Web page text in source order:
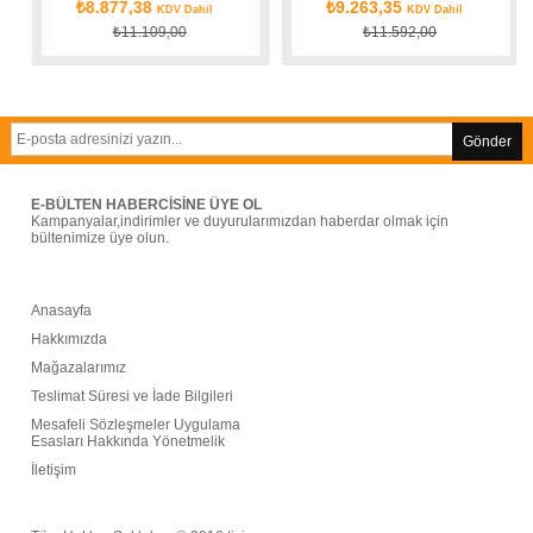
₺8.877,38 KDV Dahil
₺11.109,00
₺9.263,35 KDV Dahil
₺11.592,00
Gönder
E-BÜLTEN HABERCİSİNE ÜYE OL
Kampanyalar,indirimler ve duyurularımızdan haberdar olmak için
bültenimize üye olun.
Anasayfa
Hakkımızda
Mağazalarımız
Teslimat Süresi ve İade Bilgileri
Mesafeli Sözleşmeler Uygulama
Esasları Hakkında Yönetmelik
İletişim